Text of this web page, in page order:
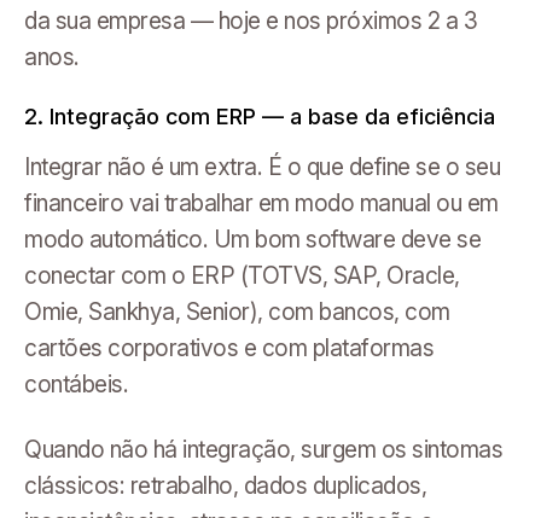
da sua empresa — hoje e nos próximos 2 a 3
anos.
2. Integração com ERP — a base da eficiência
Integrar não é um extra. É o que define se o seu
financeiro vai trabalhar em modo manual ou em
modo automático. Um bom software deve se
conectar com o ERP (TOTVS, SAP, Oracle,
Omie, Sankhya, Senior), com bancos, com
cartões corporativos e com plataformas
contábeis.
Quando não há integração, surgem os sintomas
clássicos: retrabalho, dados duplicados,